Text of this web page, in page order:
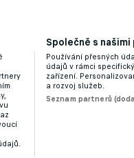
Společně s
Používání přesných
údajů v rámci
zařízení.
a rozvoj služeb.
Seznam partnerů